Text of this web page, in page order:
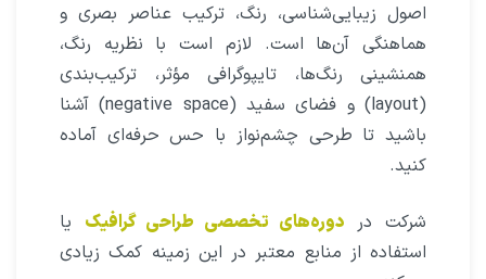
اصول زیبایی‌شناسی، رنگ، ترکیب عناصر بصری و
هماهنگی آن‌ها است. لازم است با نظریه رنگ،
همنشینی رنگ‌ها، تایپوگرافی مؤثر، ترکیب‌بندی
(layout) و فضای سفید (negative space) آشنا
باشید تا طرحی چشم‌نواز با حس حرفه‌ای آماده
کنید.
شرکت در دوره‌های تخصصی طراحی گرافیک یا
استفاده از منابع معتبر در این زمینه کمک زیادی